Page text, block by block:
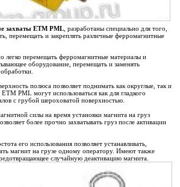
захваты ETM PML , разработаны специально для того,
перемещать и закреплять различные ферромагнитные
легко перемещать ферромагнитные материалы и
оборудование, перемещать и заменять
полюса позволяет поднимать как округлые, так и
PML могут использоваться как для гладкого
с грубой шероховатой поверхностью.
силы на время установки магнита на груз
более прочно захватывать груз после активации
его использования позволяет устанавливать,
магнит на грузе одному оператору. Имеют также
случайную деактивацию магнита.